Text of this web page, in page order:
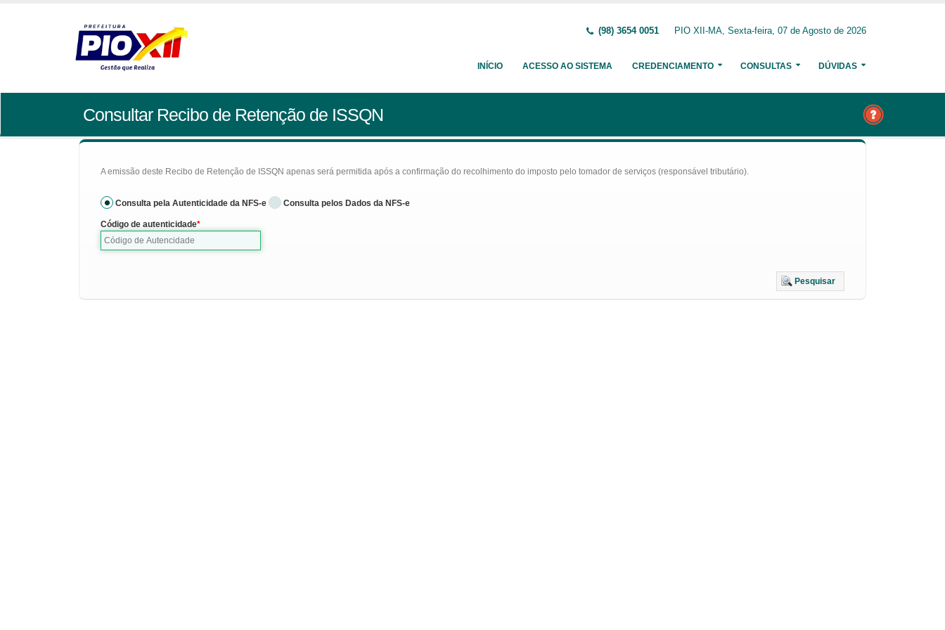
(98) 3654 0051 PIO XII-MA, Sexta-feira, 07 de Agosto de 2026
INÍCIO ACESSO AO SISTEMA CREDENCIAMENTO CONSULTAS DÚVIDAS
Consultar Recibo de Retenção de ISSQN
A emissão deste Recibo de Retenção de ISSQN apenas será permitida após a confirmação do recolhimento do imposto pelo tomador de serviços (responsável tributário).
Consulta pela Autenticidade da NFS-e Consulta pelos Dados da NFS-e
Código de autenticidade
Pesquisar